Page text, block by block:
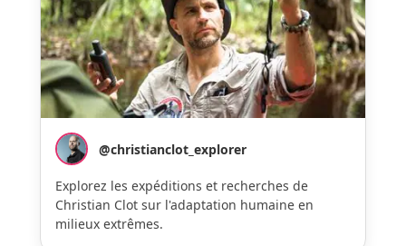
@christianclot_explorer
Explorez les expéditions et recherches de
Christian Clot sur l'adaptation humaine en
milieux extrêmes.